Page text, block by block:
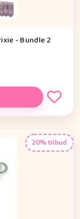
- Bundle 2
20% tilbud